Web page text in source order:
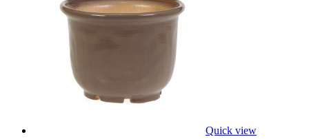
Quick view